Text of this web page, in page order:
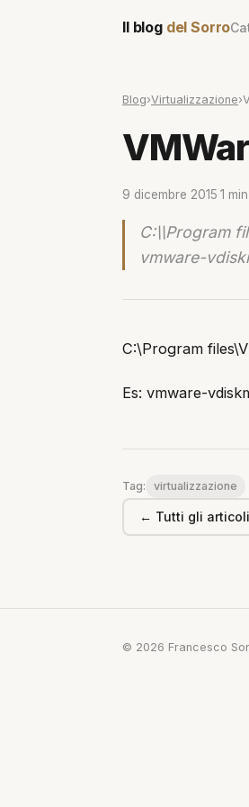
Il blog del Sorro
Blog›Virtualizzazione›
9 dicembre 2015 1
C:\\Program
vmware-
C:\Program
Es: vmware-
Tag: virtualizzazione
← Tutti gli articoli
© 2026 Francesco